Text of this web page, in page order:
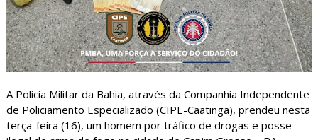
A Polícia Militar da Bahia, através da Companhia Independente
de Policiamento Especializado (CIPE-Caatinga), prendeu nesta
terça-feira (16), um homem por tráfico de drogas e posse